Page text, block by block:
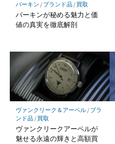
バーキン / ブランド品/ 買取
バーキンが秘める魅力と価
値の真実を徹底解剖
ヴァンクリーク＆アーペル/ ブラ
ンド品/ 買取
ヴァンクリークアーペルが
魅せる永遠の輝きと高額買